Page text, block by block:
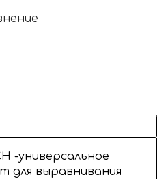
-универсальное
для выравнивания